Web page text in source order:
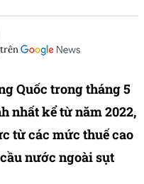
Quốc trong tháng 5
nhất kể từ năm 2022,
từ các mức thuế cao
nước ngoài sụt